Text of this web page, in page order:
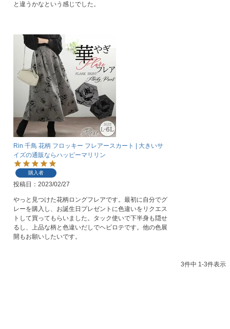
と違うかなという感じでした。
Rin 千鳥 花柄 フロッキー フレアースカート | 大きいサ
イズの通販ならハッピーマリリン
購入者
投稿日 2023/02/27
やっと見つけた花柄ロングフレアです。最初に自分でグ
レーを購入し、お誕生日プレゼントに色違いをリクエス
トして買ってもらいました。タック使いで下半身も隠せ
るし、上品な柄と色違いだしでヘビロテです。他の色展
開もお願いしたいです。
3件中 1-3件表示